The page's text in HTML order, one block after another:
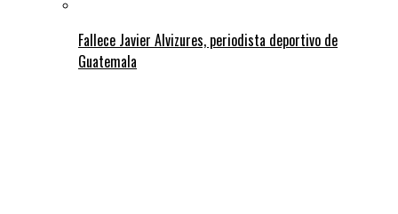
Fallece Javier Alvizures, periodista deportivo de
Guatemala